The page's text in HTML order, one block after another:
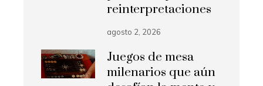
reinterpretaciones
agosto 2, 2026
Juegos de mesa
milenarios que aún